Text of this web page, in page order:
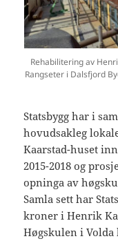
Rehabilitering av
Rangseter i Dalsfjord
Statsbygg har i
hovudsakleg
Kaarstad-huset
2015-2018 og
opninga av
Samla sett har
kroner i Henrik
Høgskulen i